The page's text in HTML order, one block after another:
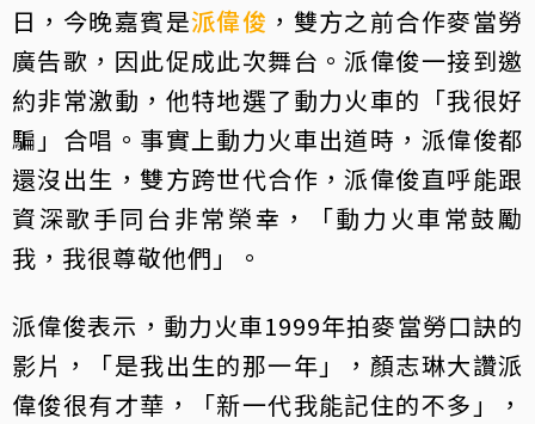
日，今晚嘉賓是派偉俊 ，雙方之前合作麥當勞
廣告歌，因此促成此次舞台。派偉俊一接到邀
約非常激動，他特地選了動力火車的「我很好
騙」合唱。事實上動力火車出道時，派偉俊都
還沒出生，雙方跨世代合作，派偉俊直呼能跟
資深歌手同台非常榮幸，「動力火車常鼓勵
我，我很尊敬他們」。
派偉俊表示，動力火車1999年拍麥當勞口訣的
影片，「是我出生的那一年」，顏志琳大讚派
偉俊很有才華，「新一代我能記住的不多」，